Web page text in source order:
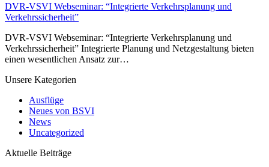
DVR-VSVI Webseminar: “Integrierte Verkehrsplanung und
Verkehrssicherheit”
DVR-VSVI Webseminar: “Integrierte Verkehrsplanung und
Verkehrssicherheit” Integrierte Planung und Netzgestaltung bieten
einen wesentlichen Ansatz zur…
Unsere Kategorien
Ausflüge
Neues von BSVI
News
Uncategorized
Aktuelle Beiträge